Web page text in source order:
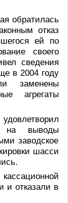
обратилась
отказ
ей по
своего
сведения
в 2004 году
заменены
агрегаты
на выводы
заводское
шасси
и отказали в